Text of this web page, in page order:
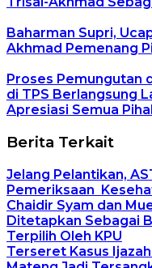
Baharman Supri,
Akhmad Pemenang
Proses Pemungutan
di TPS Berlangsung
Apresiasi Semua
Berita Terkait
Jelang Pelantikan,
Pemeriksaan
Chaidir Syam dan
Ditetapkan Sebagai
Terpilih Oleh KPU
Terseret Kasus